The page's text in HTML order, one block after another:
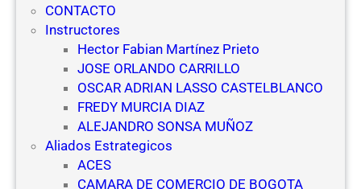
CONTACTO
Instructores
Hector Fabian Martínez Prieto
JOSE ORLANDO CARRILLO
OSCAR ADRIAN LASSO CASTELBLANCO
FREDY MURCIA DIAZ
ALEJANDRO SONSA MUÑOZ
Aliados Estrategicos
ACES
CAMARA DE COMERCIO DE BOGOTA